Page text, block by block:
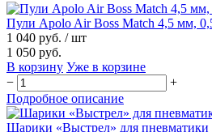
Пули Apolo Air Boss Match 4,5 мм,
1 040 руб. / шт
1 050 руб.
В корзину Уже в корзине
−
+
Подробное описание
Шарики «Выстрел» для